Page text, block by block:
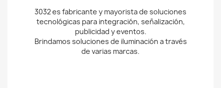
3032 es fabricante y mayorista de soluciones
tecnológicas para integración, señalización,
publicidad y eventos.
Brindamos soluciones de iluminación a través
de varias marcas.